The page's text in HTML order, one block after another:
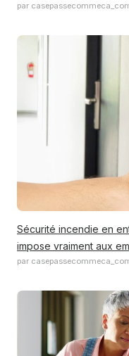
par
Sécurité incendie en
impose vraiment aux
par